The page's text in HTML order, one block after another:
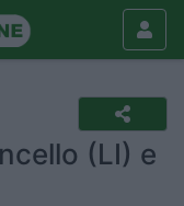
(LI) e